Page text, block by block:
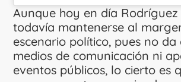
Aunque hoy en día
todavía mantenerse al
escenario político, pues no da
medios de comunicación ni
eventos públicos, lo cierto es